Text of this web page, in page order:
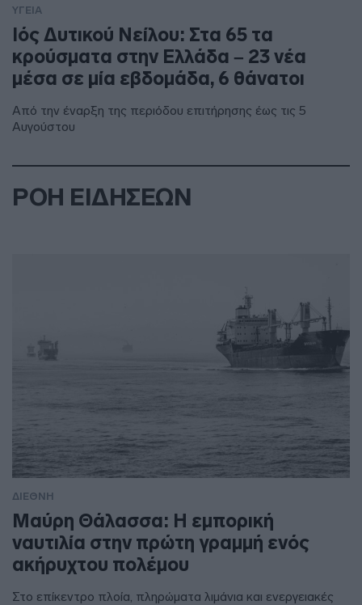
ΥΓΕΙΑ
Ιός Δυτικού Νείλου: Στα 65 τα
κρούσματα στην Ελλάδα – 23 νέα
μέσα σε μία εβδομάδα, 6 θάνατοι
Από την έναρξη της περιόδου επιτήρησης έως τις 5
Αυγούστου
ΡΟΗ ΕΙΔΗΣΕΩΝ
ΔΙΕΘΝΗ
Μαύρη Θάλασσα: Η εμπορική
ναυτιλία στην πρώτη γραμμή ενός
ακήρυχτου πολέμου
Στο επίκεντρο πλοία, πληρώματα λιμάνια και ενεργειακές